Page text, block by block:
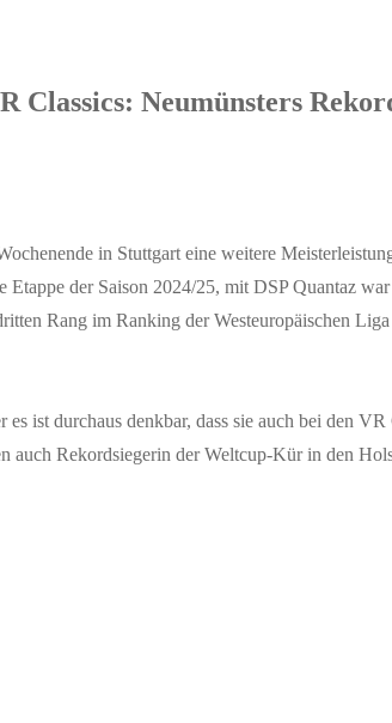
Classics: Neumünsters
in Stuttgart eine weitere
der Saison 2024/25, mit DSP Quantaz
Rang im Ranking der Westeuropäischen
ist durchaus denkbar, dass sie auch bei den
auch Rekordsiegerin der Weltcup-Kür in den